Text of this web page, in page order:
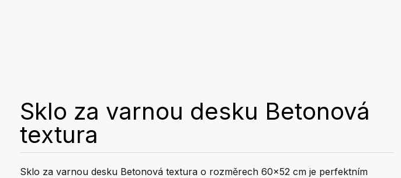
Sklo za varnou desku Betonová
textura
Sklo za varnou desku Betonová textura o rozměrech 60x52 cm je perfektním